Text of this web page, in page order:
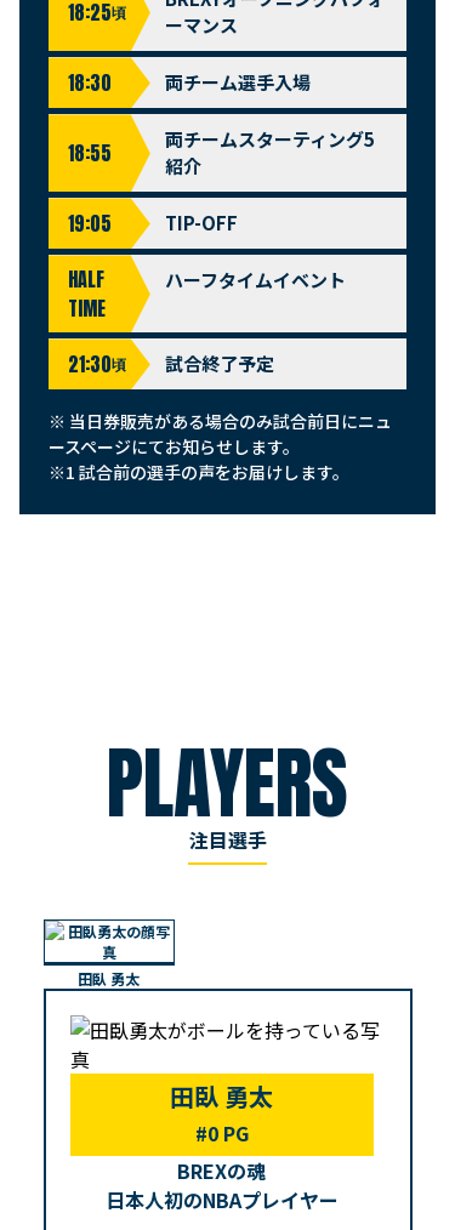
18:25頃
ーマンス
18:30 両チーム選手入場
18:55
両チームスターティング5
紹介
19:05 TIP-OFF
HALF
TIME
ハーフタイムイベント
21:30頃 試合終了予定
※ 当日券販売がある場合のみ試合前日にニュ
ースページにてお知らせします。
※1 試合前の選手の声をお届けします。
PLAYERS
注目選手
田臥 勇太
田臥 勇太
#0 PG
BREXの魂
日本人初のNBAプレイヤー